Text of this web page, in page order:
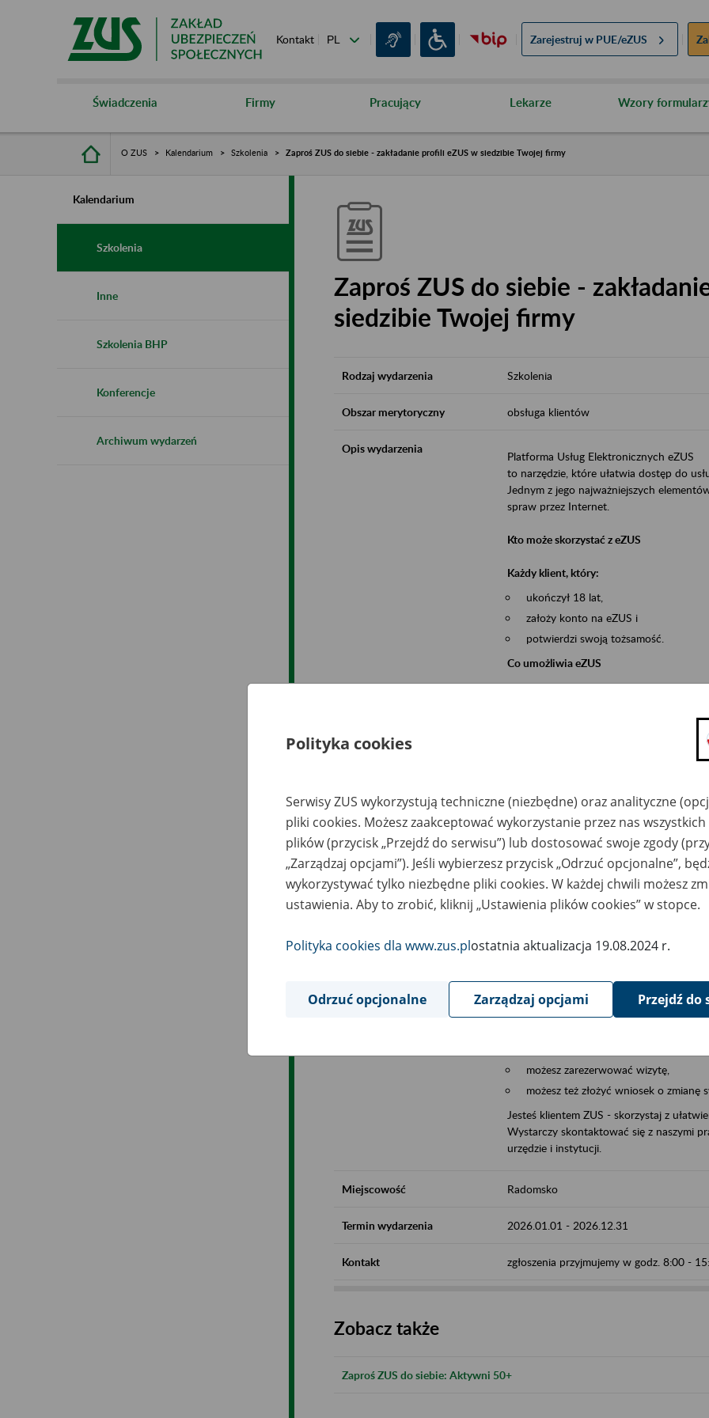
Kontakt Zarejestruj w PUE/eZUS
Świadczenia Firmy Pracujący Lekarze Wzory
O ZUS Kalendarium Szkolenia Zaproś ZUS do siebie - zakładanie profili eZUS w siedzibie Twojej firmy
Kalendarium
Szkolenia
Inne
Szkolenia BHP
Konferencje
Archiwum wydarzeń
Zaproś ZUS do siebie -
siedzibie Twojej firmy
Rodzaj wydarzenia Szkolenia
Obszar merytoryczny obsługa klientów
Opis wydarzenia
Platforma Usług Elektronicznych eZUS
to narzędzie, które ułatwia dostęp do
Jednym z jego najważniejszych
spraw przez Internet.
Kto może skorzystać z eZUS
Każdy klient, który:
ukończył 18 lat,
założy konto na eZUS i
potwierdzi swoją tożsamość.
Co umożliwia eZUS
wgląd do danych zgromadzonych w
składanie wniosków i otrzymywanie
zadawanie pytań i otrzymywanie
Jeśli jesteś osobą ubezpieczoną (np.
możesz sprawdzić swoje dane
masz dostęp do informacji o stanie
masz dostęp do informacji o
Jeśli jesteś płatnikiem składek (np.
możesz skorzystać z aplikacji
ubezpieczeń, wypełnisz i
ZUS,
możesz złożyć wniosek o wydanie
masz dostęp do zwolnień lekarskich
Jeśli jesteś świadczeniobiorcą
masz dostęp m.in. do formularza
do formularza PIT 40A, czyli
możesz zarezerwować wizytę,
możesz też złożyć wniosek o zmianę
Jesteś klientem ZUS - skorzystaj z
Wystarczy skontaktować się z naszymi
urzędzie i instytucji.
Miejscowość Radomsko
Termin wydarzenia 2026.01.01 - 2026.12.31
Kontakt zgłoszenia przyjmujemy w godz. 8:00 -
Zobacz także
Zaproś ZUS do siebie: Aktywni 50+
Polityka cookies
Serwisy ZUS wykorzystują techniczne (niezbędne) oraz analityczne
pliki cookies. Możesz zaakceptować wykorzystanie przez nas
plików (przycisk „Przejdź do serwisu”) lub dostosować swoje zgody
„Zarządzaj opcjami”). Jeśli wybierzesz przycisk „Odrzuć opcjonalne”,
wykorzystywać tylko niezbędne pliki cookies. W każdej chwili możesz
ustawienia. Aby to zrobić, kliknij „Ustawienia plików cookies” w stopce.
Polityka cookies dla www.zus.plostatnia aktualizacja 19.08.2024 r.
Odrzuć opcjonalne Zarządzaj opcjami Przejdź do